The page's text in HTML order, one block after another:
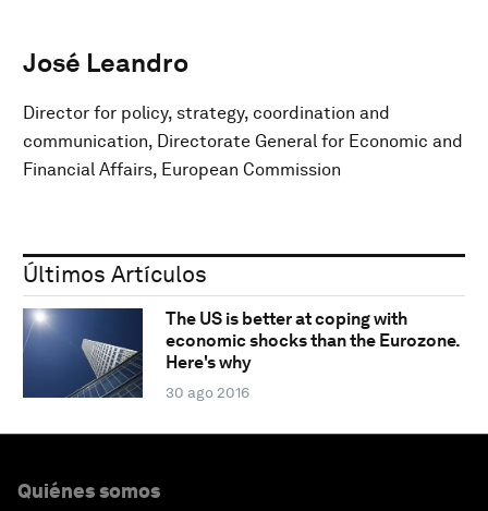
José Leandro
Director for policy, strategy, coordination and
communication, Directorate General for Economic and
Financial Affairs, European Commission
Últimos Artículos
The US is better at coping with
economic shocks than the Eurozone.
Here's why
30 ago 2016
Quiénes somos